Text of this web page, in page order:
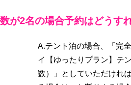
が2名の場合予約はどうす
A.テント泊の場合、「完
イ【ゆったりプラン】テ
数）」としていただけれ